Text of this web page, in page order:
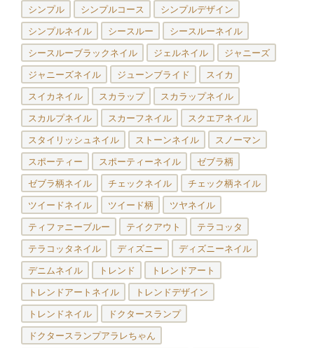
シンプル シンプルコース シンプルデザイン
シンプルネイル シースルー シースルーネイル
シースルーブラックネイル ジェルネイル ジャニーズ
ジャニーズネイル ジューンブライド スイカ
スイカネイル スカラップ スカラップネイル
スカルプネイル スカーフネイル スクエアネイル
スタイリッシュネイル ストーンネイル スノーマン
スポーティー スポーティーネイル ゼブラ柄
ゼブラ柄ネイル チェックネイル チェック柄ネイル
ツイードネイル ツイード柄 ツヤネイル
ティファニーブルー テイクアウト テラコッタ
テラコッタネイル ディズニー ディズニーネイル
デニムネイル トレンド トレンドアート
トレンドアートネイル トレンドデザイン
トレンドネイル ドクタースランプ
ドクタースランプアラレちゃん